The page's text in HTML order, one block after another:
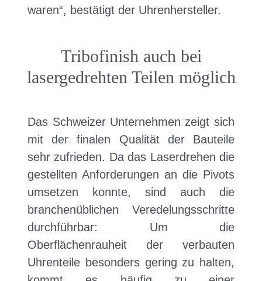
waren“, bestätigt der Uhrenhersteller.
Tribofinish auch bei
lasergedrehten Teilen möglich
Das Schweizer Unternehmen zeigt sich
mit der finalen Qualität der Bauteile
sehr zufrieden. Da das Laserdrehen die
gestellten Anforderungen an die Pivots
umsetzen konnte, sind auch die
branchenüblichen Veredelungsschritte
durchführbar: Um die
Oberflächenrauheit der verbauten
Uhrenteile besonders gering zu halten,